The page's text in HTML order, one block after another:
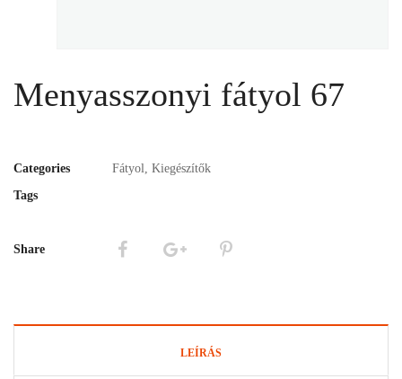
Menyasszonyi fátyol 67
Categories Fátyol, Kiegészítők
Tags
Share
LEÍRÁS